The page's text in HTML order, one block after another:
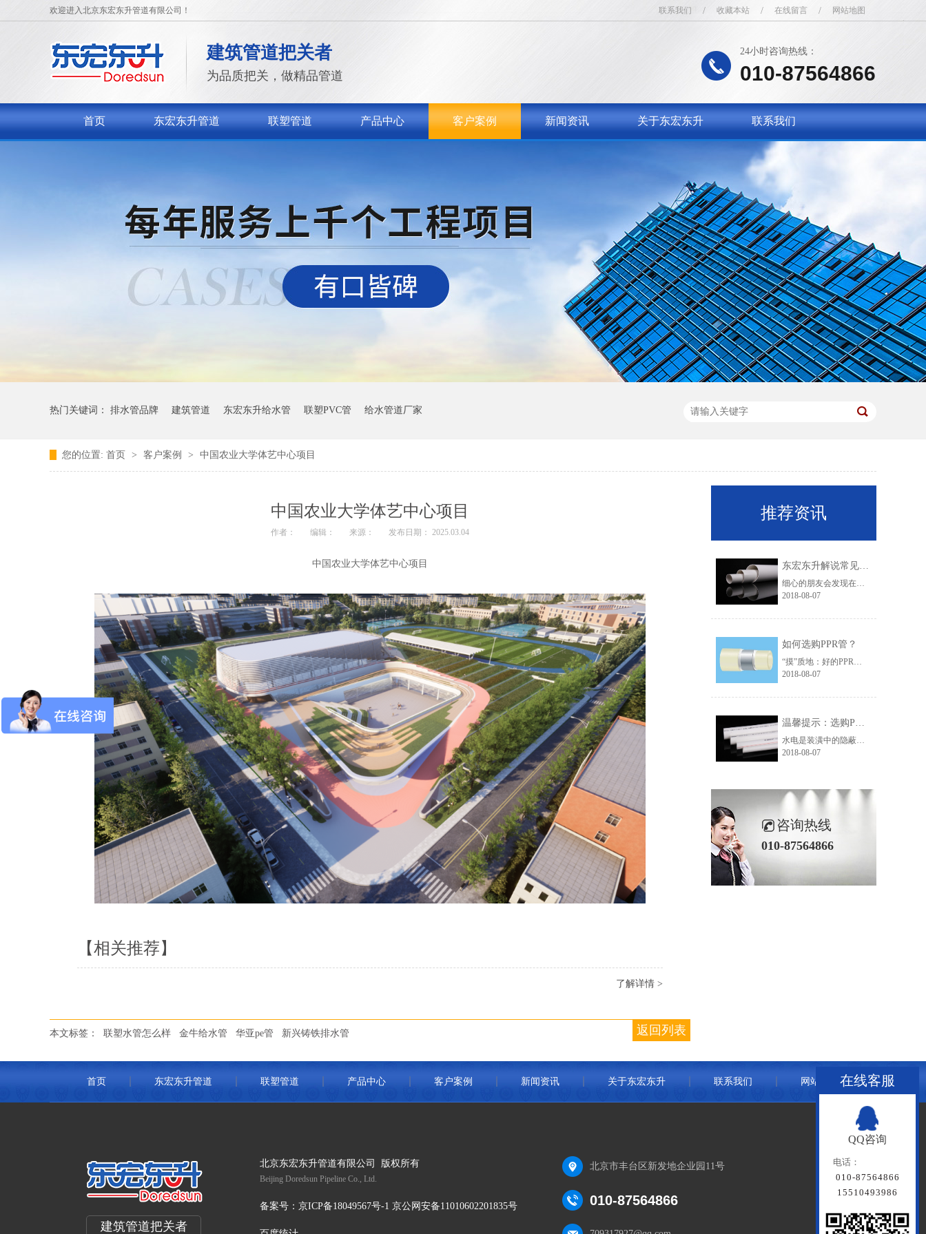
欢迎进入北京东宏东升管道有限公司！ 联系我们 / 收藏本站 / 在线留言 / 网站地图
建筑管道把关者
为品质把关，做精品管道
24小时咨询热线：
010-87564866
首页 东宏东升管道 联塑管道 产品中心 客户案例 新闻资讯 关于东宏东升 联系我们
热门关键词： 排水管品牌 建筑管道 东宏东升给水管 联塑PVC管 给水管道厂家
您的位置: 首页 > 客户案例 > 中国农业大学体艺中心项目
中国农业大学体艺中心项目
作者： 编辑： 来源： 发布日期： 2025.03.04
中国农业大学体艺中心项目
【相关推荐】
了解详情 >
返回列表
本文标签： 联塑水管怎么样 金牛给水管 华亚pe管 新兴铸铁排水管
推荐资讯
东宏东升解说常见的五种排水管道知识
细心的朋友会发现在我们的脚底下，安装着各种不同材质的排水管，它们的用途各不相同，不过它们的功能却都是为了排水。安装排水管的意义重大，有了它才不会出现水漫金山的情况。那么排水管道有哪几种呢?
2018-08-07
如何选购PPR管？
“摸”质地：好的PPR水管100%是PPR原料(无任何添加料)质地纯正，表面光洁，手感柔和，伪PPR管手感光滑，一般来说，颗粒粗糙的很可能掺和了杂质。
2018-08-07
温馨提示：选购PPR管时需避开的四个误区
水电是装潢中的隐蔽工程，一旦出现问题的话，那将给自己的生活带来很大的麻烦。为了确保万无一失，大家需要把握好选材关和施工关。出于健康、环保的考虑，很多人都会选用PPR管作为水管，那么选购PPR管时应避开哪些误区呢?
2018-08-07
咨询热线
010-87564866
首页 东宏东升管道 联塑管道 产品中心 客户案例 新闻资讯 关于东宏东升 联系我们 网站地图
建筑管道把关者
北京东宏东升管道有限公司 版权所有
Beijing Doredsun Pipeline Co., Ltd.
备案号： 京ICP备18049567号-1 京公网安备11010602201835号
北京市丰台区新发地企业园11号
010-87564866
在线客服
QQ咨询
电话：
010-87564866
15510493986